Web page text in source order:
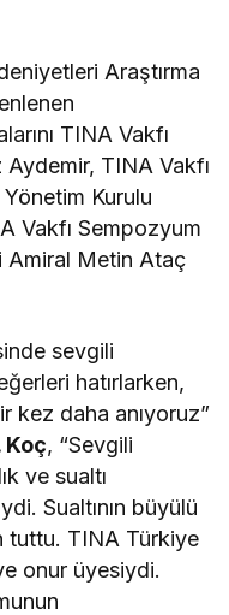
Araştırma
TINA Vakfı
TINA Vakfı
Kurulu
Vakfı Sempozyum
Amiral Metin Ataç
sevgili
hatırlarken,
kez daha anıyoruz”
Koç, “Sevgili
ve sualtı
Sualtının büyülü
tuttu. TINA Türkiye
onur üyesiydi.